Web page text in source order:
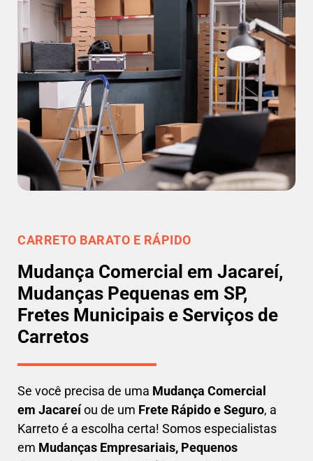
CARRETO BARATO E RÁPIDO
Mudança Comercial em Jacareí,
Mudanças Pequenas em SP,
Fretes Municipais e Serviços de
Carretos
Se você precisa de uma Mudança Comercial
em Jacareíou de um Frete Rápido e Seguro, a
Karreto é a escolha certa! Somos especialistas
em Mudanças Empresariais, Pequenos